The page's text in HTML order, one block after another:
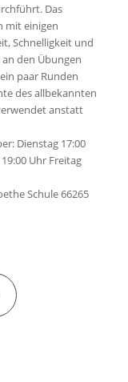
Das
mit einigen
Schnelligkeit und
den Übungen
paar Runden
des allbekannten
anstatt
Dienstag 17:00
Uhr Freitag
Schule 66265